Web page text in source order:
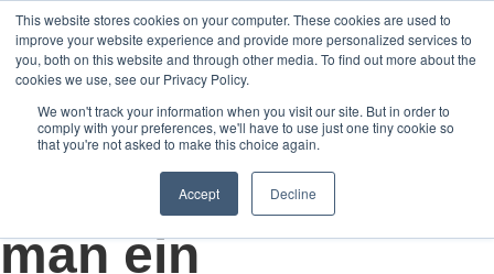
This website stores cookies on your computer. These cookies are used to
improve your website experience and provide more personalized services to
you, both on this website and through other media. To find out more about the
cookies we use, see our Privacy Policy.
We won't track your information when you visit our site. But in order to
comply with your preferences, we'll have to use just one tiny cookie so
that you're not asked to make this choice again.
Accept Decline
Wie organisiert
man ein